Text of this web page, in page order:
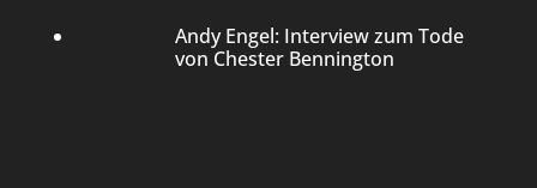
Andy Engel: Interview zum Tode
von Chester Bennington